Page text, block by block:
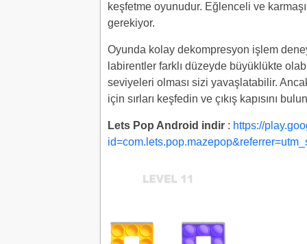
keşfetme oyunudur. Eğlenceli ve
gerekiyor.
Oyunda kolay dekompresyon işlem
labirentler farklı düzeyde büyüklükte
seviyeleri olması sizi yavaşlatabilir.
için sırları keşfedin ve çıkış kapısını
Lets Pop Android indir : https://